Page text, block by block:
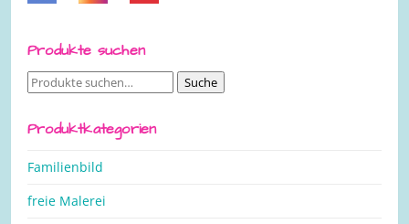
Produkte suchen
Suche
Suche
Produktkategorien
Familienbild
freie Malerei